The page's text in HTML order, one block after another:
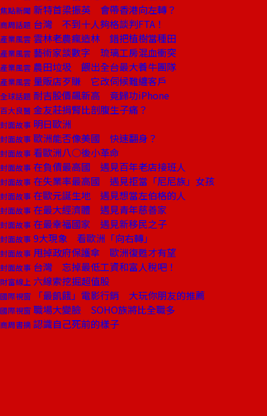
焦點新聞 新特首梁振英 會帶香港向左轉？
商周話題 台灣 不到十人夠格談判FTA！
產業風雲 雲林老農瘋造林 錯把植樹當種田
產業風雲 藝術家談數字 琉璃工房混血衝突
產業風雲 農田垃圾 餵出全台最大養牛團隊
產業風雲 量販店歹賺 它改伺候難纏客戶
全球話題 耐吉股價飆新高 竟歸功iPhone
百大良醫 金友莊捐腎比剖腹生子痛？
封面故事 明日歐洲
封面故事 歐洲能否像美國 快速翻身？
封面故事 看歐洲八○後小革命
封面故事 在負債最高國 遇見百年老店接班人
封面故事 在失業率最高國 遇見拒當「尼尼族」女孩
封面故事 在歐元誕生地 遇見想當左伯格的人
封面故事 在最大經濟體 遇見青年慈善家
封面故事 在最幸福國家 遇見新移民之子
封面故事 9大現象 看歐洲「向右轉」
封面故事 甩掉政府保護傘 歐洲復甦才有望
封面故事 台灣 忘掉最低工資和富人稅吧！
財富線上 六線索挖掘超值股
國際視窗 「最飢餓」電影行銷 大玩你朋友的推薦
國際視窗 職場大變臉 SOHO族將比全職多
商周書摘 認識自己死前的樣子